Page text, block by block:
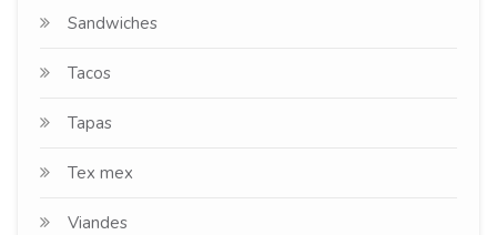
Sandwiches
Tacos
Tapas
Tex mex
Viandes